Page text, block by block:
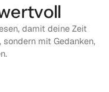
damit deine Zeit
mit Gedanken,